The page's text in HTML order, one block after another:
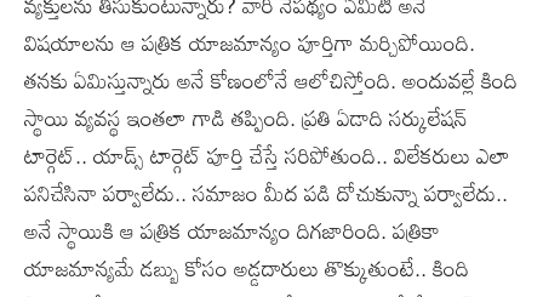
విషయాలను ఆ పత్రిక యాజమాన్యం పూర్తిగా మర్చిపోయింది.
తనకు ఏమిస్తున్నారు అనే కోణంలోనే ఆలోచిస్తోంది. అందువల్లే కింది
స్థాయి వ్యవస్థ ఇంతలా గాడి తప్పింది. ప్రతి ఏడాది సర్కులేషన్
టార్గెట్.. యాడ్స్ టార్గెట్ పూర్తి చేస్తే సరిపోతుంది.. విలేకరులు ఎలా
పనిచేసినా పర్వాలేదు.. సమాజం మీద పడి దోచుకున్నా పర్వాలేదు..
అనే స్థాయికి ఆ పత్రిక యాజమాన్యం దిగజారింది. పత్రికా
యాజమాన్యమే డబ్బు కోసం అడ్డదారులు తొక్కుతుంటే.. కింది